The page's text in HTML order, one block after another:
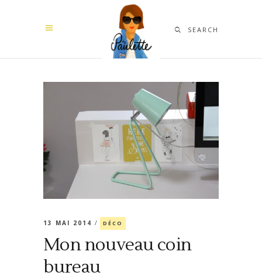
SEARCH
13 MAI 2014 DÉCO
Mon nouveau coin
bureau